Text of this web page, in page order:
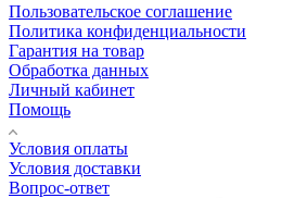
Пользовательское соглашение
Политика конфиденциальности
Гарантия на товар
Обработка данных
Личный кабинет
Помощь
Условия оплаты
Условия доставки
Вопрос-ответ